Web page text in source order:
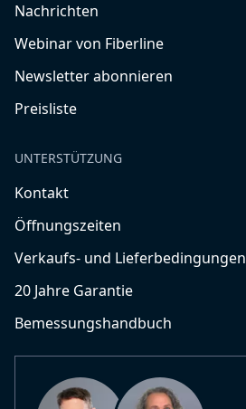
Nachrichten
Webinar von Fiberline
Newsletter abonnieren
Preisliste
UNTERSTÜTZUNG
Kontakt
Öffnungszeiten
Verkaufs- und Lieferbedingungen
20 Jahre Garantie
Bemessungshandbuch